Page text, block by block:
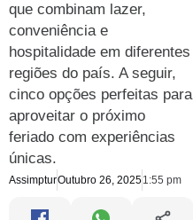
que combinam lazer,
conveniência e
hospitalidade em diferentes
regiões do país. A seguir,
cinco opções perfeitas para
aproveitar o próximo
feriado com experiências
únicas.
AssimpturOutubro 26, 20251:55 pm